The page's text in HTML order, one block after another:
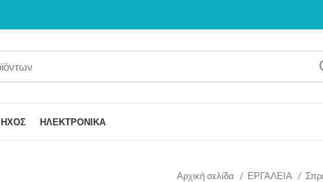
ΗΧΟΣ ΗΛΕΚΤΡΟΝΙΚΑ
Αρχική σελίδα ΕΡΓΑΛΕΙΑ